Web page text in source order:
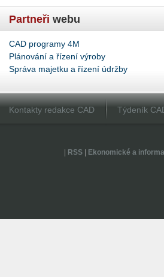
Partneři webu
CAD programy 4M
Plánování a řízení výroby
Správa majetku a řízení údržby
Kontakty redakce CAD Týdeník
RSS| Ekonomické a